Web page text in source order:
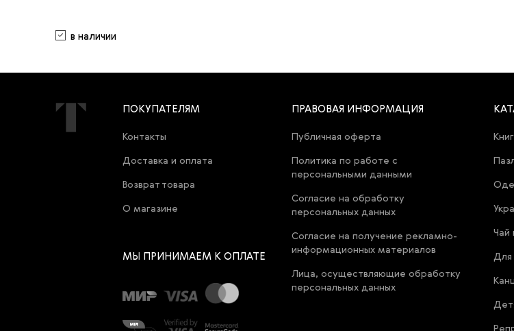
в наличии
ПОКУПАТЕЛЯМ
Контакты
Доставка и оплата
Возврат товара
О магазине
МЫ ПРИНИМАЕМ К ОПЛАТЕ
ПРАВОВАЯ ИНФОРМАЦИЯ
Публичная оферта
Политика по работе с
персональными данными
Согласие на обработку
персональных данных
Согласие на получение рекламно-
информационных материалов
Лица, осуществляющие обработку
персональных данных
Чай
Для